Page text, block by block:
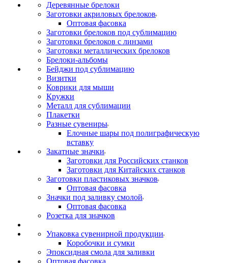
Деревянные брелоки
Заготовки акриловых брелоков
Оптовая фасовка
Заготовки брелоков под сублимацию
Заготовки брелоков с линзами
Заготовки металлических брелоков
Брелоки-альбомы
Бейджи под сублимацию
Визитки
Коврики для мыши
Кружки
Металл для сублимации
Плакетки
Разные сувениры
Елочные шары под полиграфическую
вставку
Закатные значки
Заготовки для Российских станков
Заготовки для Китайских станков
Заготовки пластиковых значков
Оптовая фасовка
Значки под заливку смолой
Оптовая фасовка
Розетка для значков
Упаковка сувенирной продукции
Коробочки и сумки
Эпоксидная смола для заливки
Оптовая фасовка